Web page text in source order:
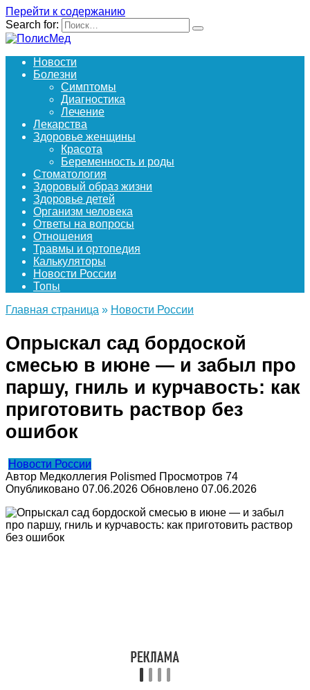
Перейти к содержанию
Search for:
Новости
Болезни
Симптомы
Диагностика
Лечение
Лекарства
Здоровье женщины
Красота
Беременность и роды
Стоматология
Здоровый образ жизни
Здоровье детей
Организм человека
Ответы на вопросы
Отношения
Травмы и ортопедия
Калькуляторы
Новости России
Топы
Главная страница » Новости России
Опрыскал сад бордоской
смесью в июне — и забыл про
паршу, гниль и курчавость: как
приготовить раствор без
ошибок
Новости России
Автор Медколлегия Polismed Просмотров 74
Опубликовано 07.06.2026 Обновлено 07.06.2026